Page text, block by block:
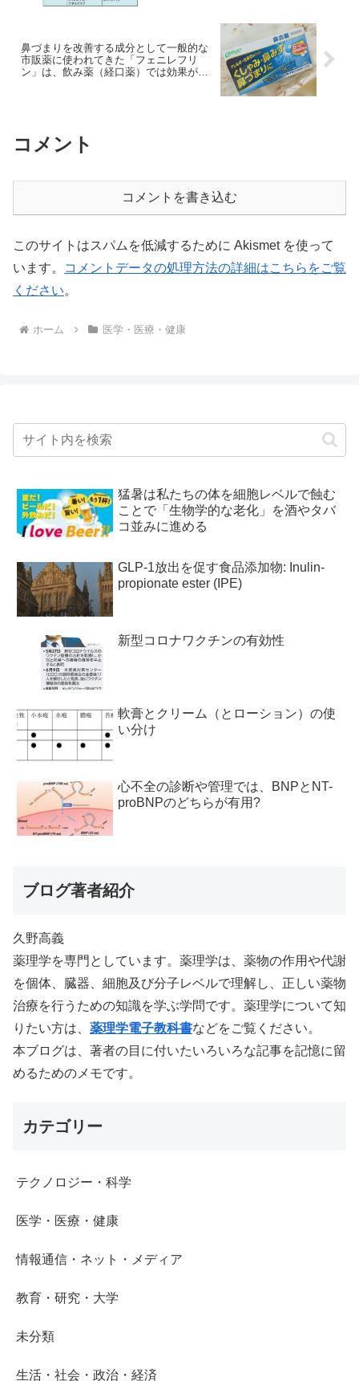
鼻づまりを改善する成分として一般的な
市販薬に使われてきた「フェニレフリ
ン」は、飲み薬（経口薬）では効果がな
コメント
コメントを書き込む
このサイトはスパムを低減するために Akismet を使って
います。
コメントデータの処理方法の詳細はこちらをご覧
ください。
ホーム 医学・医療・健康
猛暑は私たちの体を細胞レベルで蝕む
ことで「生物学的な老化」を酒やタバ
コ並みに進める
GLP-1放出を促す食品添加物: Inulin-
propionate ester (IPE)
新型コロナワクチンの有効性
軟膏とクリーム（とローション）の使
い分け
心不全の診断や管理では、BNPとNT-
proBNPのどちらが有用?
ブログ著者紹介
久野高義
薬理学を専門としています。薬理学は、薬物の作用や代謝
を個体、臓器、細胞及び分子レベルで理解し、正しい薬物
治療を行うための知識を学ぶ学問です。薬理学について知
りたい方は、 薬理学電子教科書などをご覧ください。
本ブログは、著者の目に付いたいろいろな記事を記憶に留
めるためのメモです。
カテゴリー
テクノロジー・科学
医学・医療・健康
情報通信・ネット・メディア
教育・研究・大学
未分類
生活・社会・政治・経済